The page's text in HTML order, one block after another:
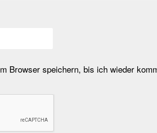
Browser speichern, bis ich wieder